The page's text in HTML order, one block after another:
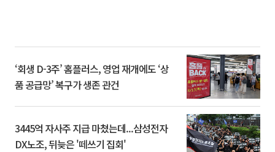
‘회생 D-3주’ 홈플러스, 영업 재개에도 ‘상
품 공급망’ 복구가 생존 관건
3445억 자사주 지급 마쳤는데...삼성전자
DX노조, 뒤늦은 '떼쓰기 집회'